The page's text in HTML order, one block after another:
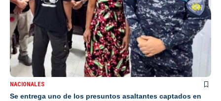
NACIONALES
Se entrega uno de los presuntos asaltantes captados en